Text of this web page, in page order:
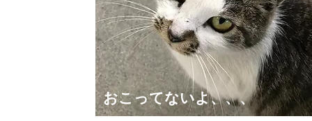
おこってないよ、、、